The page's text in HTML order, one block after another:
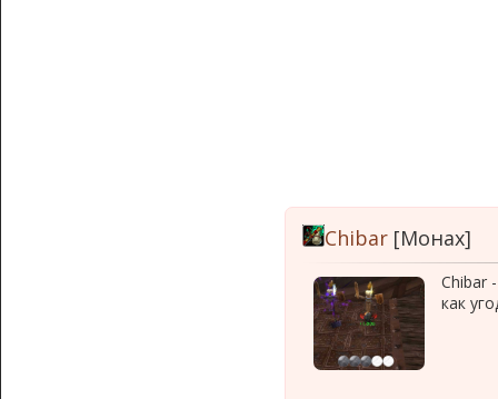
Chibar [Монах]
Chibar
как